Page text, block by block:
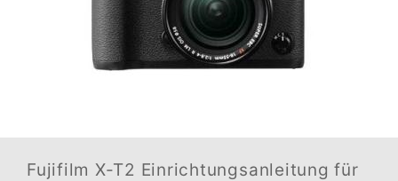
Fujifilm X-T2 Einrichtungsanleitung für